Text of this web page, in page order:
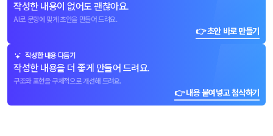
작성한 내용이 없어도 괜찮아요.
AI로 문항에 맞게 초안을 만들어 드려요.
👉 초안 바로 만들기
작성한 내용 다듬기
작성한 내용을 더 좋게 만들어 드려요.
구조와 표현을 구체적으로 개선해 드려요.
👉 내용 붙여넣고 첨삭하기